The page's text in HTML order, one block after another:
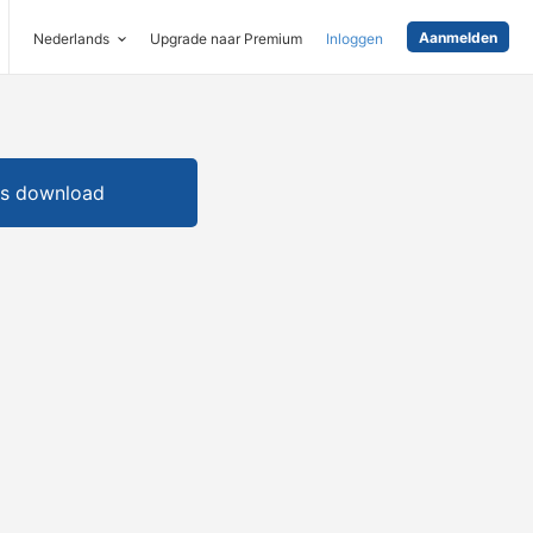
Nederlands Upgrade naar Premium Inloggen Aanmelden
download